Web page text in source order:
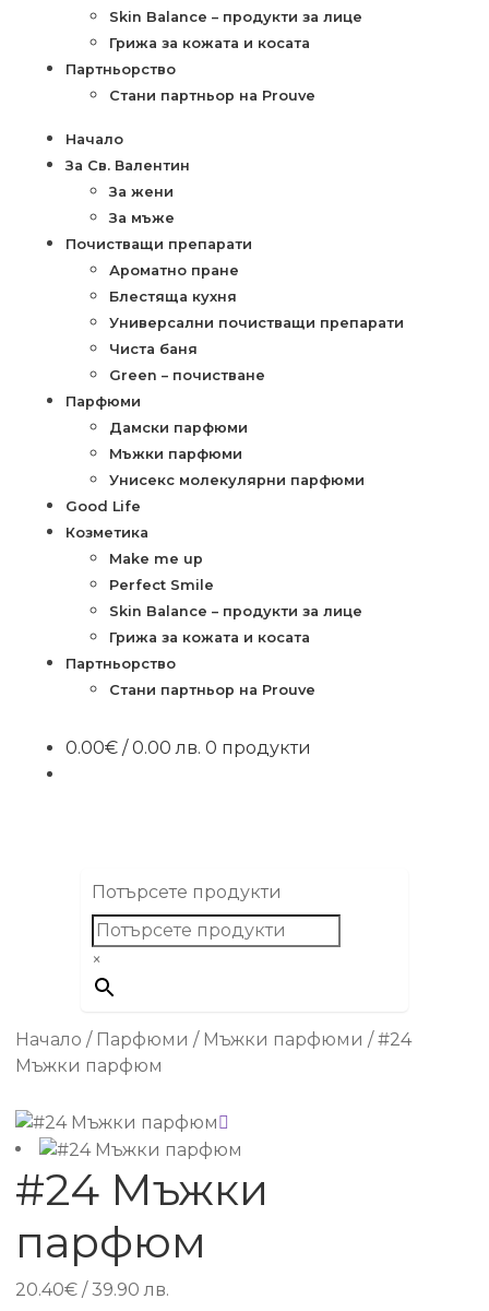
Skin Balance – продукти за лице
Грижа за кожата и косата
Партньорство
Стани партньор на Prouve
Начало
За Св. Валентин
За жени
За мъже
Почистващи препарати
Ароматно пране
Блестяща кухня
Универсални почистващи препарати
Чиста баня
Green – почистване
Парфюми
Дамски парфюми
Мъжки парфюми
Унисекс молекулярни парфюми
Good Life
Козметика
Make me up
Perfect Smile
Skin Balance – продукти за лице
Грижа за кожата и косата
Партньорство
Стани партньор на Prouve
0.00€ / 0.00 лв. 0 продукти
Потърсете продукти
×
Начало / Парфюми / Мъжки парфюми /#24
Мъжки парфюм
#24 Мъжки
парфюм
20.40€ / 39.90 лв.